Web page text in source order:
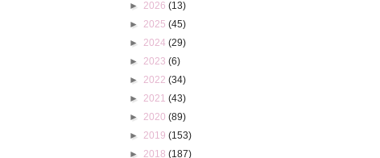
► 2026 (13)
► 2025 (45)
► 2024 (29)
► 2023 (6)
► 2022 (34)
► 2021 (43)
► 2020 (89)
► 2019 (153)
► 2018 (187)